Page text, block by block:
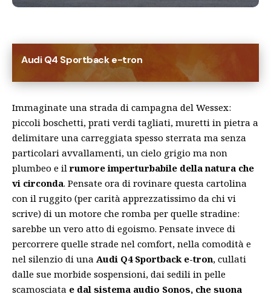
Audi Q4 Sportback e-tron
Immaginate una strada di campagna del Wessex:
piccoli boschetti, prati verdi tagliati, muretti in pietra a
delimitare una carreggiata spesso sterrata ma senza
particolari avvallamenti, un cielo grigio ma non
plumbeo e il rumore imperturbabile della natura che
vi circonda. Pensate ora di rovinare questa cartolina
con il ruggito (per carità apprezzatissimo da chi vi
scrive) di un motore che romba per quelle stradine:
sarebbe un vero atto di egoismo. Pensate invece di
percorrere quelle strade nel comfort, nella comodità e
nel silenzio di una Audi Q4 Sportback e-tron, cullati
dalle sue morbide sospensioni, dai sedili in pelle
scamosciata e dal sistema audio Sonos, che suona